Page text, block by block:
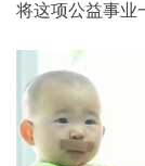
将这项公益事业